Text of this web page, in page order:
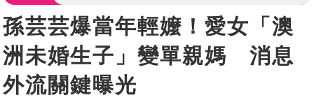
孫芸芸爆當年輕嬤！愛女「澳
洲未婚生子」變單親媽 消息
外流關鍵曝光